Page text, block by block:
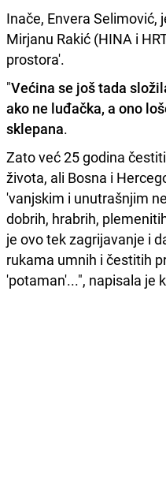
Inače, Envera Selimović,
Mirjanu Rakić (HINA i
prostora'.
"Većina se još tada
ako ne luđačka, a ono
sklepana.
Zato već 25 godina
života, ali Bosna i
'vanjskim i unutrašnjim
dobrih, hrabrih,
je ovo tek zagrijavanje i
rukama umnih i čestitih
'potaman'...", napisala je